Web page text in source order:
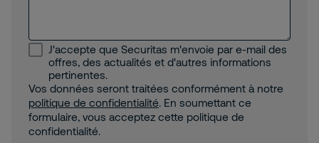
J'accepte que Securitas m'envoie par e-mail des
offres, des actualités et d'autres informations
pertinentes.
Vos données seront traitées conformément à notre
politique de confidentialité. En soumettant ce
formulaire, vous acceptez cette politique de
confidentialité.